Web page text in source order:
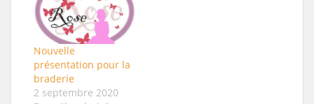
Nouvelle
présentation pour la
braderie
2 septembre 2020